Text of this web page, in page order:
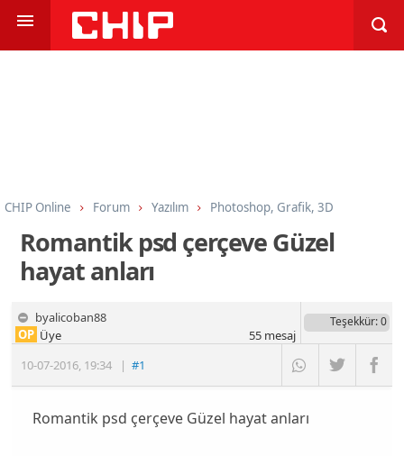
CHIP Online Forum Yazılım Photoshop, Grafik, 3D
Romantik psd çerçeve Güzel
hayat anları
byalicoban88
10-07-2016, 19:34 |#1
OP Üye
Teşekkür: 0
55mesaj
Romantik psd çerçeve Güzel hayat anları